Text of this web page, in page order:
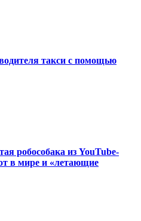
такси с помощью
робособака из YouTube-
в мире и «летающие